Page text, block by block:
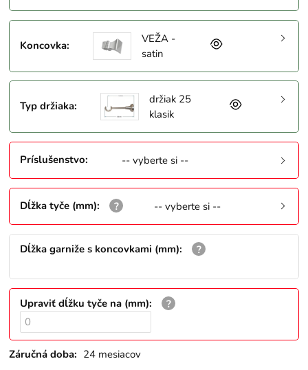
Koncovka:
VEŽA -
satin
Typ držiaka:
držiak 25
klasik
Príslušenstvo: -- vyberte si --
Dĺžka tyče (mm): -- vyberte si --
Dĺžka garniže s koncovkami (mm):
Upraviť dĺžku tyče na (mm):
Záručná doba: 24 mesiacov